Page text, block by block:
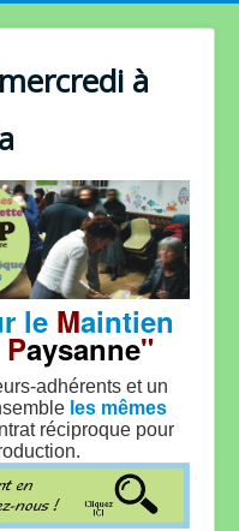
à
le Maintien
Paysanne"
adhérents et un
les mêmes
réciproque pour